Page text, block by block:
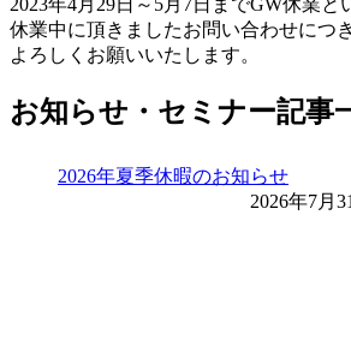
休業中に頂きましたお問い合わせにつ
よろしくお願いいたします。
お知らせ・セミナー記事
2026年夏季休暇のお知らせ
2026年7月